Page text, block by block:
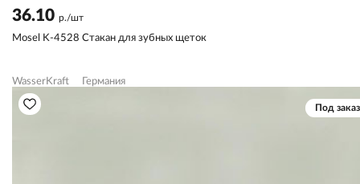
36.10 р./шт
Mosel K-4528 Стакан для зубных щеток
WasserKraft Германия
Под заказ